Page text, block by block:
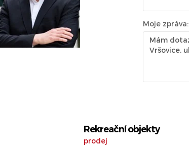
Moje zpráva:
Rekreační objekty
prodej